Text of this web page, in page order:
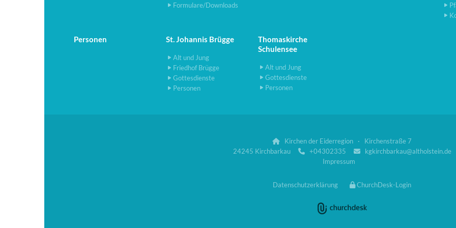
Formulare/Downloads
Personen St. Johannis Brügge
Alt und Jung
Friedhof Brügge
Gottesdienste
Personen
Thomaskirche
Schulensee
Alt und Jung
Gottesdienste
Personen

Kirchen der Eiderregion · Kirchenstraße 7
24245 Kirchbarkau
+04302335 kgkirchbarkau@altholstein.de
Impressum
Datenschutzerklärung ChurchDesk-Login